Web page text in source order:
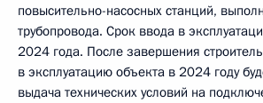
повысительно-насосных станций,
трубопровода. Срок ввода в
2024 года. После завершения
в эксплуатацию объекта в 2024 году
выдача технических условий на